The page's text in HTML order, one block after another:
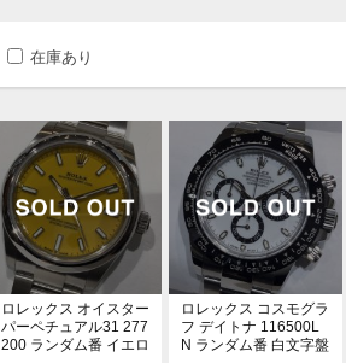
在庫あり
ロレックス オイスター
パーペチュアル31 277
200 ランダム番 イエロ
ロレックス コスモグラ
フ デイトナ 116500L
N ランダム番 白文字盤